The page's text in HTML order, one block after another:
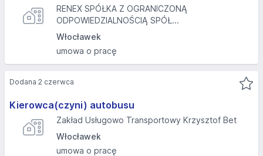
RENEX SPÓŁKA Z OGRANICZONĄ
ODPOWIEDZIALNOŚCIĄ SPÓŁ...
Włocławek
umowa o pracę
Kierowca(czyni) autobusu
Zakład Usługowo Transportowy Krzysztof Bet
Włocławek
umowa o pracę
Dodana 2 czerwca